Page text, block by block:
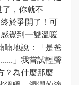
，你就不
於爭開了！可
覺到一雙溫暖
喃地說：「是爸
」我嘗試輕聲
為什麼那麼